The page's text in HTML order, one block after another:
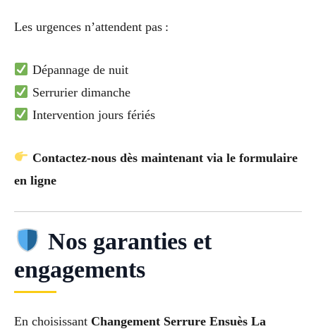
Les urgences n’attendent pas :
Dépannage de nuit
Serrurier dimanche
Intervention jours fériés
Contactez-nous dès maintenant via le formulaire
en ligne
Nos garanties et
engagements
En choisissant Changement Serrure Ensuès La